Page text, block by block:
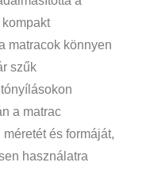
kompakt
matracok könnyen
szűk
a matrac
és formáját,
használatra